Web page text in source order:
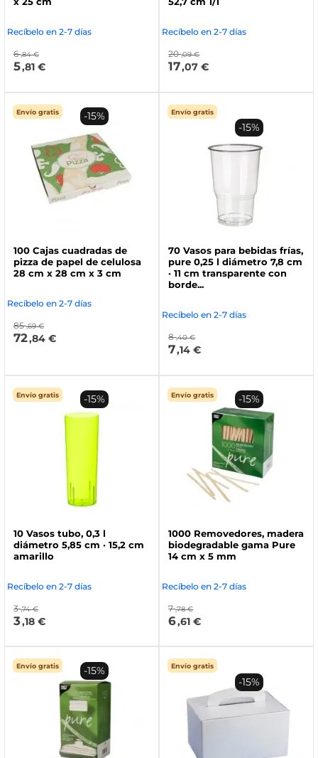
Recíbelo en 2-7 días
6 ,84 €
5,81 €
Recíbelo en 2-7 días
20 ,09 €
17,07 €
Envío gratis
100 Cajas cuadradas de
pizza de papel de celulosa
28 cm x 28 cm x 3 cm
Recíbelo en 2-7 días
85 ,69 €
72,84 €
-15% Envío gratis
70 Vasos para bebidas frías,
pure 0,25 l diámetro 7,8 cm
· 11 cm transparente con
borde...
Recíbelo en 2-7 días
8 ,40 €
7,14 €
-15%
Envío gratis
10 Vasos tubo, 0,3 l
diámetro 5,85 cm · 15,2 cm
amarillo
Recíbelo en 2-7 días
3 ,74 €
3,18 €
-15% Envío gratis
1000 Removedores, madera
biodegradable gama Pure
14 cm x 5 mm
Recíbelo en 2-7 días
7 ,78 €
6,61 €
-15%
Envío gratis -15% Envío gratis
-15%